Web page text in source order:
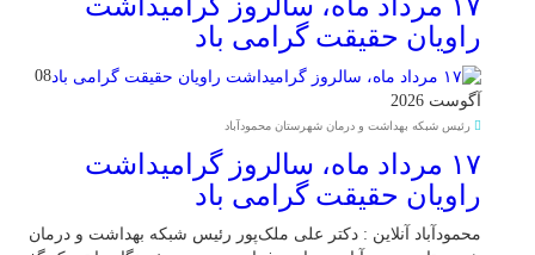
۱۷ مرداد ماه، سالروز گرامیداشت
راویان حقیقت گرامی باد
08
آگوست 2026
رئیس شبکه بهداشت و درمان شهرستان محمودآباد
۱۷ مرداد ماه، سالروز گرامیداشت
راویان حقیقت گرامی باد
محمودآباد آنلاین : دکتر علی ملک‌پور رئیس شبکه بهداشت و درمان